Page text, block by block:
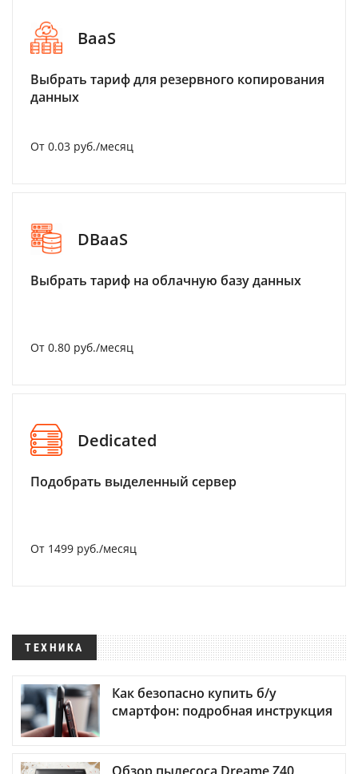
BaaS
Выбрать тариф для резервного копирования
данных
От 0.03 руб./месяц
DBaaS
Выбрать тариф на облачную базу данных
От 0.80 руб./месяц
Dedicated
Подобрать выделенный сервер
От 1499 руб./месяц
ТЕХНИКА
Как безопасно купить б/у
смартфон: подробная инструкция